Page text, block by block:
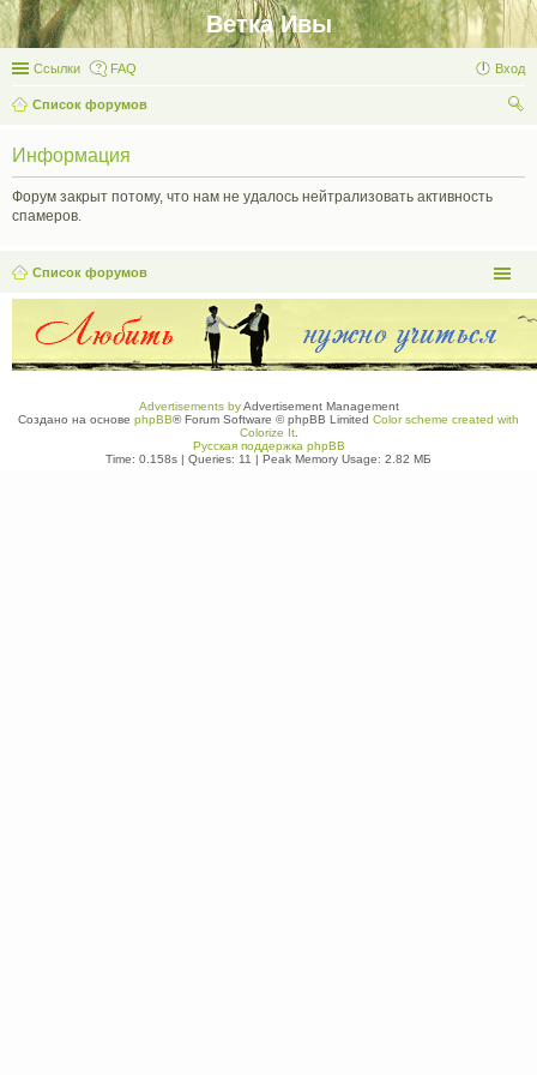
Ветка Ивы
Ссылки FAQ Вход
Список форумов
Информация
Форум закрыт потому, что нам не удалось нейтрализовать активность
спамеров.
Список форумов
Advertisements byAdvertisement Management
Создано на основе phpBB® Forum Software © phpBB Limited Color scheme created with
Colorize It.
Русская поддержка phpBB
Time: 0.158s | Queries: 11 | Peak Memory Usage: 2.82 МБ